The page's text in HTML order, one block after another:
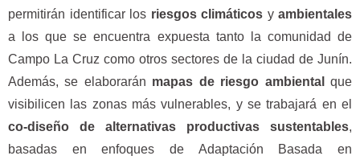
permitirán identificar los riesgos climáticos y ambientales
a los que se encuentra expuesta tanto la comunidad de
Campo La Cruz como otros sectores de la ciudad de Junín.
Además, se elaborarán mapas de riesgo ambiental
que
visibilicen las zonas más vulnerables, y se trabajará en el
co-diseño de alternativas productivas sustentables,
basadas en enfoques de Adaptación Basada en